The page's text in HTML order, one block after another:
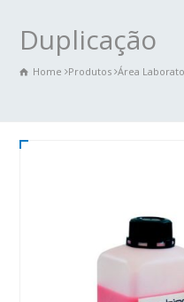
Duplicação
Home Produtos Área